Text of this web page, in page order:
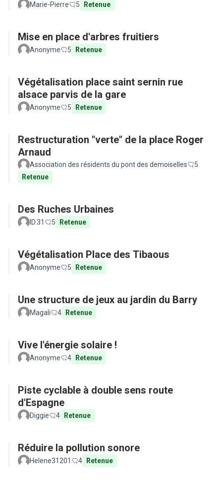
Marie-Pierre 5 Retenue
Mise en place d'arbres fruitiers
Anonyme 5 Retenue
Végétalisation place saint sernin rue
alsace parvis de la gare
Anonyme 5 Retenue
Restructuration "verte" de la place Roger
Arnaud
Association des résidents du pont des demoiselles
5
Retenue
Des Ruches Urbaines
ID.31 5 Retenue
Végétalisation Place des Tibaous
Anonyme 5 Retenue
Une structure de jeux au jardin du Barry
Magali 4 Retenue
Vive l'énergie solaire !
Anonyme 4 Retenue
Piste cyclable à double sens route
d'Espagne
Diggie 4 Retenue
Réduire la pollution sonore
Helene31201 4 Retenue